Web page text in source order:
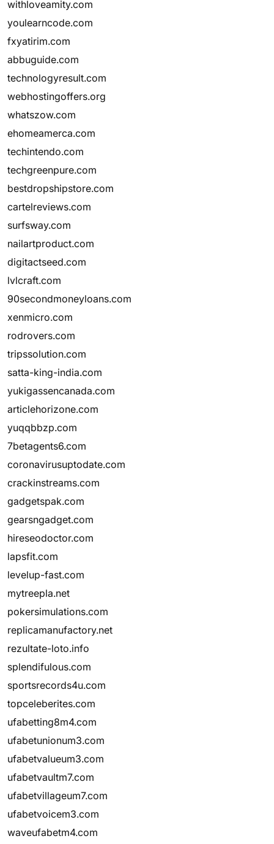
withloveamity.com
youlearncode.com
fxyatirim.com
abbuguide.com
technologyresult.com
webhostingoffers.org
whatszow.com
ehomeamerca.com
techintendo.com
techgreenpure.com
bestdropshipstore.com
cartelreviews.com
surfsway.com
nailartproduct.com
digitactseed.com
lvlcraft.com
90secondmoneyloans.com
xenmicro.com
rodrovers.com
tripssolution.com
satta-king-india.com
yukigassencanada.com
articlehorizone.com
yuqqbbzp.com
7betagents6.com
coronavirusuptodate.com
crackinstreams.com
gadgetspak.com
gearsngadget.com
hireseodoctor.com
lapsfit.com
levelup-fast.com
mytreepla.net
pokersimulations.com
replicamanufactory.net
rezultate-loto.info
splendifulous.com
sportsrecords4u.com
topceleberites.com
ufabetting8m4.com
ufabetunionum3.com
ufabetvalueum3.com
ufabetvaultm7.com
ufabetvillageum7.com
ufabetvoicem3.com
waveufabetm4.com